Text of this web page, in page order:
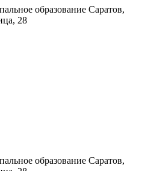
образование Саратов,
28
образование Саратов,